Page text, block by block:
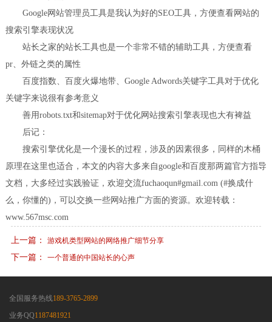
Google网站管理员工具是我认为好的SEO工具，方便查看网站的
搜索引擎表现状况
站长之家的站长工具也是一个非常不错的辅助工具，方便查看
pr、外链之类的属性
百度指数、百度火爆地带、Google Adwords关键字工具对于优化
关键字来说很有参考意义
善用robots.txt和sitemap对于优化网站搜索引擎表现也大有裨益
后记：
搜索引擎优化是一个漫长的过程，涉及的因素很多，同样的木桶
原理在这里也适合，本文的内容大多来自google和百度那两篇官方指导
文档，大多经过实践验证，欢迎交流fuchaoqun#gmail.com (#换成什
么，你懂的)，可以交换一些网站推广方面的资源。欢迎转载：
www.567msc.com
上一篇： 游戏机类型网站的网络推广细节分享
下一篇： 一个普通的中国站长的心声
全国服务热线189-3765-2899
业务QQ1187481921